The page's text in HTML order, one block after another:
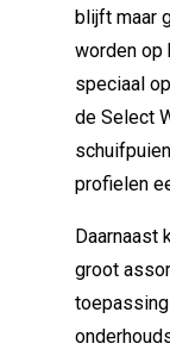
blijft maar
worden op
speciaal
de Select
profielen
Daarnaast
groot